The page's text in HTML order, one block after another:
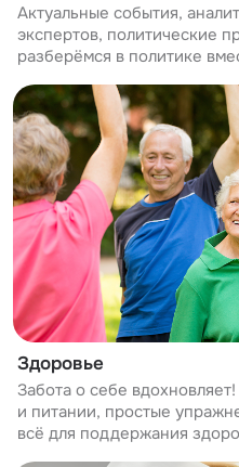
Актуальные события,
экспертов, политические
разберёмся в политике
Здоровье
Забота о себе
и питании, простые
всё для поддержания